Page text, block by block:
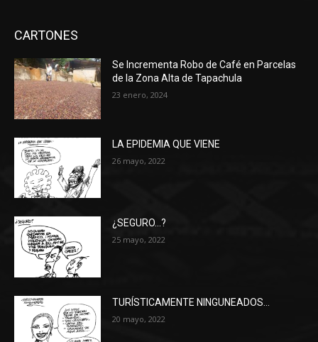
CARTONES
Se Incrementa Robo de Café en Parcelas
de la Zona Alta de Tapachula
23 enero, 2024
LA EPIDEMIA QUE VIENE
26 mayo, 2022
¿SEGURO…?
25 mayo, 2022
TURÍSTICAMENTE NINGUNEADOS…
20 mayo, 2022